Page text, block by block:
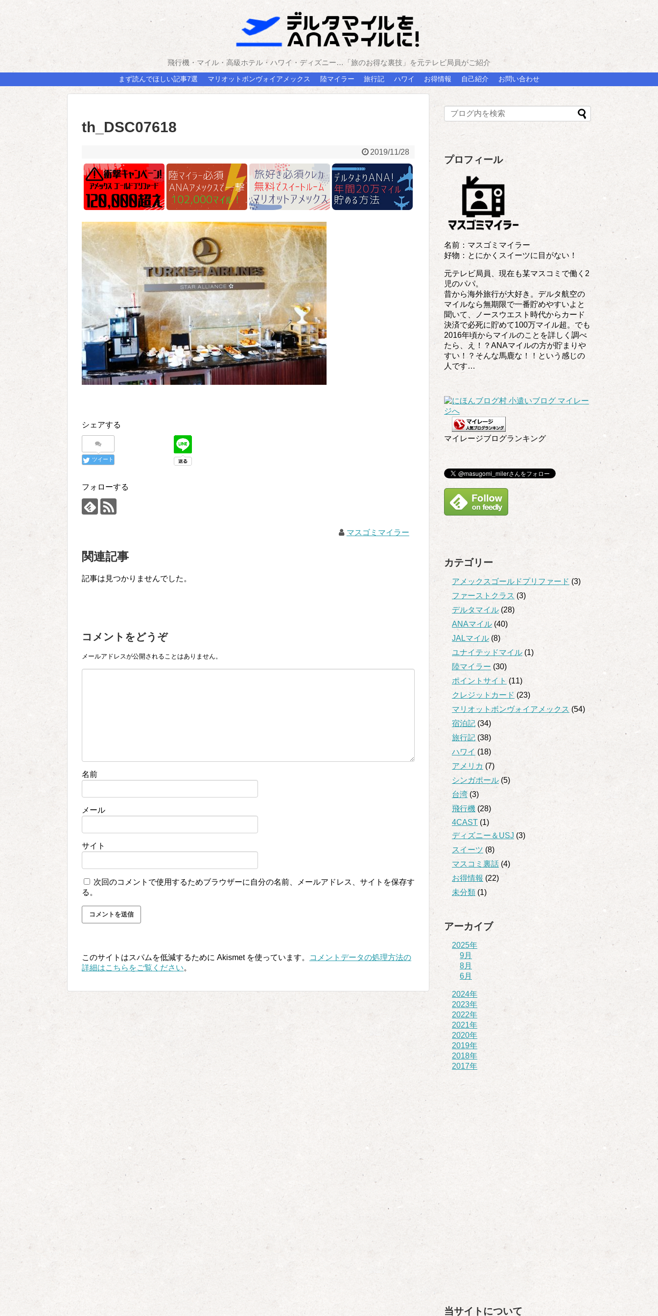
飛行機・マイル・高級ホテル・ハワイ・ディズニー…「旅のお得な裏技」を元テレビ局員がご紹介
まず読んでほしい記事7選 マリオットボンヴォイアメックス 陸マイラー 旅行記 ハワイ お得情報 自己紹介 お問い合わせ
th_DSC07618
2019/11/28
シェアする
ツイート
フォローする
マスゴミマイラー
関連記事
記事は見つかりませんでした。
コメントをどうぞ
メールアドレスが公開されることはありません。
名前
メール
サイト
次回のコメントで使用するためブラウザーに自分の名前、メールアドレス、サイトを保存す
る。
このサイトはスパムを低減するために Akismet を使っています。
コメントデータの処理方法の
詳細はこちらをご覧ください。
プロフィール
名前：マスゴミマイラー
好物：とにかくスイーツに目がない！
元テレビ局員、現在も某マスコミで働く2
児のパパ。
昔から海外旅行が大好き。デルタ航空の
マイルなら無期限で一番貯めやすいよと
聞いて、ノースウエスト時代からカード
決済で必死に貯めて100万マイル超。でも
2016年頃からマイルのことを詳しく調べ
たら、え！？ANAマイルの方が貯まりや
すい！？そんな馬鹿な！！という感じの
人です…
マイレージブログランキング
カテゴリー
アメックスゴールドプリファード (3)
ファーストクラス (3)
デルタマイル (28)
ANAマイル (40)
JALマイル (8)
ユナイテッドマイル (1)
陸マイラー (30)
ポイントサイト (11)
クレジットカード (23)
マリオットボンヴォイアメックス (54)
宿泊記 (34)
旅行記 (38)
ハワイ (18)
アメリカ (7)
シンガポール (5)
台湾 (3)
飛行機 (28)
4CAST (1)
ディズニー＆USJ (3)
スイーツ (8)
マスコミ裏話 (4)
お得情報 (22)
未分類 (1)
アーカイブ
2025年
9月
8月
6月
2024年
2023年
2022年
2021年
2020年
2019年
2018年
2017年
当サイトについて